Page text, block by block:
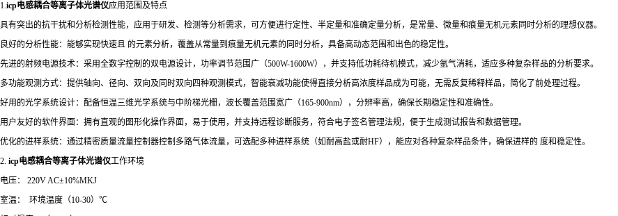
1.icp电感耦合等离子体光谱仪应用范围及特点
具有突出的抗干扰和分析检测性能，应用于研发、检测等分析需求，可方便进行定性、半定量和准确定量分析，是常量、微量和痕量无机元素同时分析的理想仪器。
良好的分析性能：能够实现快速且 的元素分析，覆盖从常量到痕量无机元素的同时分析，具备高动态范围和出色的稳定性。
先进的射频电源技术：采用全数字控制的双电源设计，功率调节范围广（500W-1600W），并支持低功耗待机模式，减少氩气消耗，适应多种复杂样品的分析要求。
多功能观测方式：提供轴向、径向、双向及同时双向四种观测模式，智能衰减功能使得直接分析高浓度样品成为可能，无需反复稀释样品，简化了前处理过程。
好用的光学系统设计：配备恒温三维光学系统与中阶梯光栅，波长覆盖范围宽广（165-900nm），分辨率高，确保长期稳定性和准确性。
用户友好的软件界面：拥有直观的图形化操作界面，易于使用，并支持远程诊断服务，符合电子签名管理法规，便于生成测试报告和数据管理。
优化的进样系统：通过精密质量流量控制器控制多路气体流量，可选配多种进样系统（如耐高盐或耐HF），能应对各种复杂样品条件，确保进样的 度和稳定性。
2. icp电感耦合等离子体光谱仪工作环境
电压： 220V AC±10%MKJ
室温： 环境温度（10-30）℃